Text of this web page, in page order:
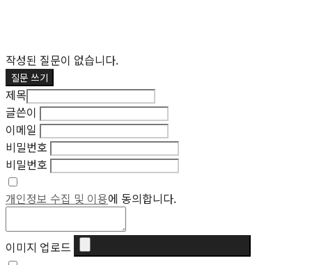
작성된 질문이 없습니다.
질문 쓰기
제목
글쓴이
이메일
비밀번호
비밀번호
개인정보 수집 및 이용에 동의합니다.
이미지 업로드